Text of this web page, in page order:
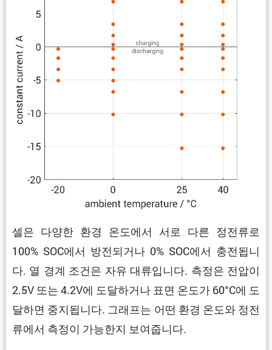
셀은 다양한 환경 온도에서 서로 다른 정전류로
100% SOC에서 방전되거나 0% SOC에서 충전됩니
다. 열 경계 조건은 자유 대류입니다. 측정은 전압이
2.5V 또는 4.2V에 도달하거나 표면 온도가 60°C에 도
달하면 중지됩니다. 그래프는 어떤 환경 온도와 정전
류에서 측정이 가능한지 보여줍니다.